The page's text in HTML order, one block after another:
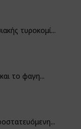
τυροκομί...
το φαγη...